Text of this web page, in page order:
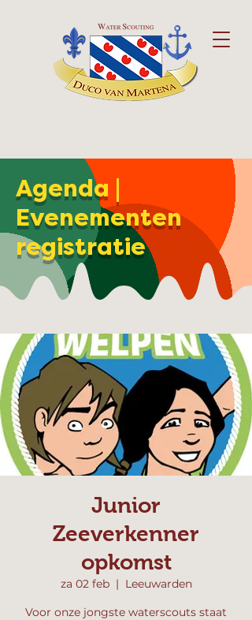
Agenda |
Evenementen
registratie
Junior
Zeeverkenner
opkomst
za 02 feb
  |
Leeuwarden
Voor onze jongste waterscouts staat